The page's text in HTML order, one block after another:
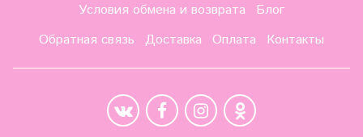
Условия обмена и возврата
Блог
Обратная связь
Доставка Оплата Контакты